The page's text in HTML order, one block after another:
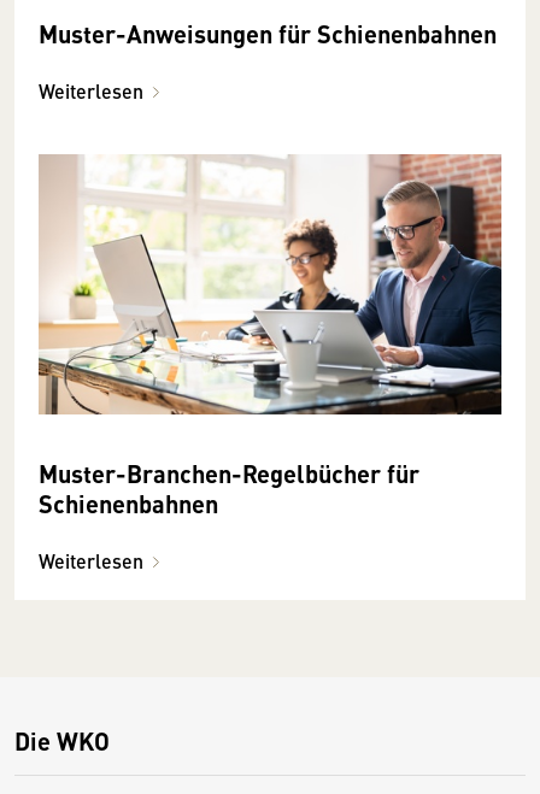
Muster-Anweisungen für Schienenbahnen
Weiterlesen
Muster-Branchen-Regelbücher für
Schienenbahnen
Weiterlesen
Die WKO